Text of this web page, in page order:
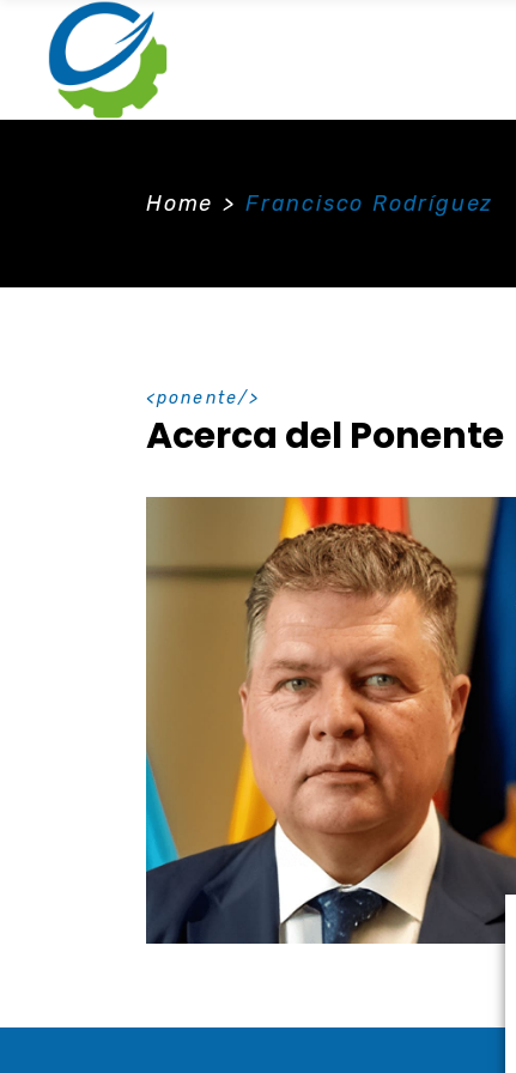
Home > Francisco Rodríguez
ponente
Acerca del Ponente